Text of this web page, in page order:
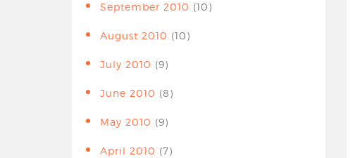
September 2010 (10)
August 2010 (10)
July 2010 (9)
June 2010 (8)
May 2010 (9)
April 2010 (7)